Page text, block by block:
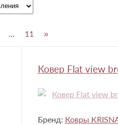
... 11 »
Ковер Flat view
Бренд: Ковры